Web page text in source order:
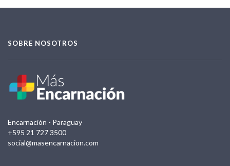
SOBRE NOSOTROS
Encarnación - Paraguay
+595 21 727 3500
social@masencarnacion.com